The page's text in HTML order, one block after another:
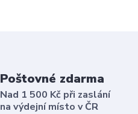
Poštovné zdarma
Nad 1 500 Kč při zaslání
na výdejní místo v ČR